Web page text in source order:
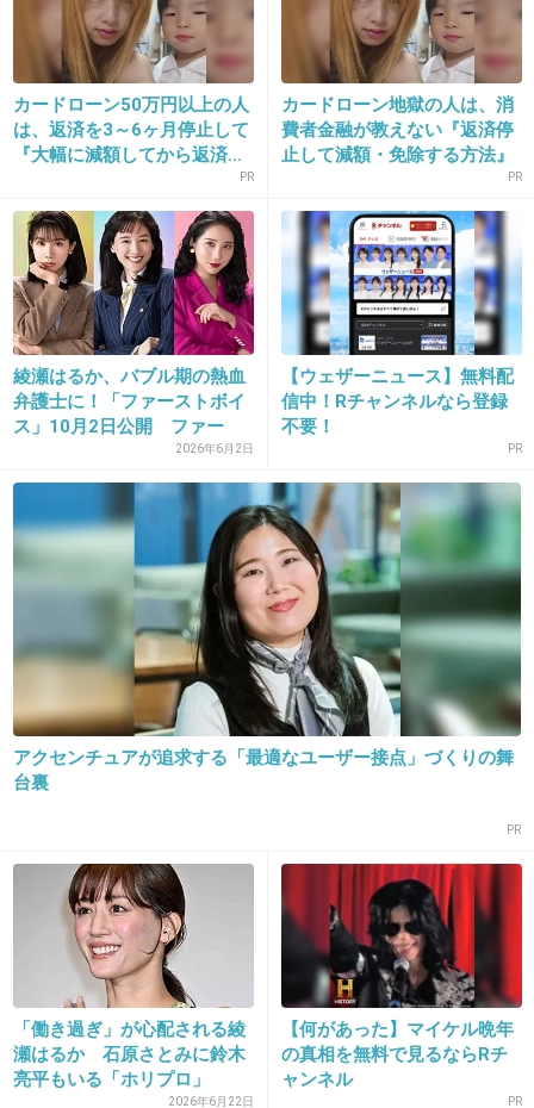
2014/10/23(木) 12:52:46
初回見てファーストクラスがつまらないと見限
った人が休みます。に流れたのかな？
-36
14. 匿名2014/10/23(木) 12:53:18
面白いほう録画する時代
それかネットでみる時代
+56 -154
きょうは会社休みますの配役がいいし、なによ
り想像以上に面白い！！！！
+934 -47
週の真ん中は今日会社～できゅんきゅんしてる
位がいいと思った
ファーストクラスは焼肉の後にカツ丼やらステ
ーキやら出されて胸焼けする感じで水曜日には
キツイ
+587
カードローン50万円以上の人
は、返済を3～6ヶ月停止して
『大幅に減額してから返済...
PR
カードローン地獄の人は、消
費者金融が教えない『返済停
止して減額・免除する方法』
PR
綾瀬はるか、バブル期の熱血
弁護士に！「ファーストボイ
ス」10月2日公開 ファー
2026年6月2日
【ウェザーニュース】無料配
信中！Rチャンネルなら登録
不要！
PR
アクセンチュアが追求する「最適なユーザー接点」づくりの舞
台裏
PR
「働き過ぎ」が心配される綾
瀬はるか 石原さとみに鈴木
亮平もいる「ホリプロ」
2026年6月22日
【何があった】マイケル晩年
の真相を無料で見るならRチ
ャンネル
PR